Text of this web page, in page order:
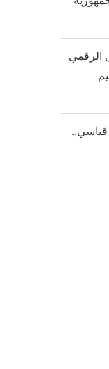
الرقمي
قياسي..